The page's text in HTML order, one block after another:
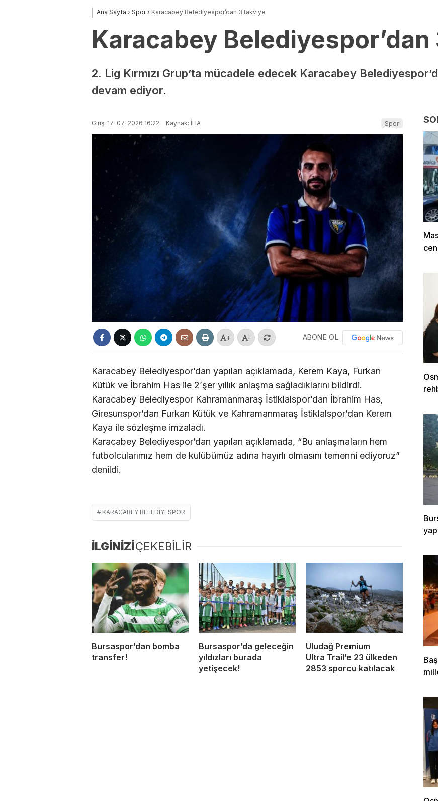
Ana Sayfa › Spor› Karacabey Belediyespor’dan 3 takviye
Karacabey
2. Lig Kırmızı Grup’ta mücadele edecek Karacabey
devam ediyor.
Giriş: 17-07-2026 16:22 Kaynak: İHA Spor
+ - ABONE OL
Karacabey Belediyespor’dan yapılan açıklamada, Kerem Kaya, Furkan
Kütük ve İbrahim Has ile 2’şer yıllık anlaşma sağladıklarını bildirdi.
Karacabey Belediyespor Kahramanmaraş İstiklalspor’dan İbrahim Has,
Giresunspor’dan Furkan Kütük ve Kahramanmaraş İstiklalspor’dan Kerem
Kaya ile sözleşme imzaladı.
Karacabey Belediyespor’dan yapılan açıklamada, “Bu anlaşmaların hem
futbolcularımız hem de kulübümüz adına hayırlı olmasını temenni ediyoruz”
denildi.
KARACABEY BELEDIYESPOR
İLGİNİZİÇEKEBİLİR
Bursaspor’dan bomba
transfer!
Bursaspor’da geleceğin
yıldızları burada
yetişecek!
Uludağ Premium
Ultra Trail’e 23 ülkeden
2853 sporcu katılacak